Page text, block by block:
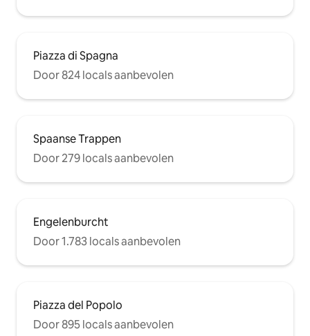
Piazza di Spagna
Door 824 locals aanbevolen
Spaanse Trappen
Door 279 locals aanbevolen
Engelenburcht
Door 1.783 locals aanbevolen
Piazza del Popolo
Door 895 locals aanbevolen